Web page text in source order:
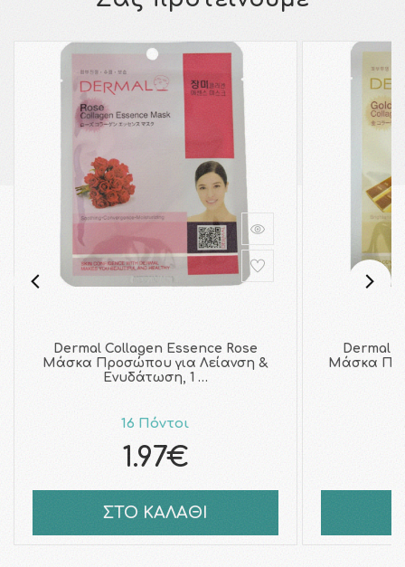
Dermal Collagen Essence Rose
Μάσκα Προσώπου για Λείανση &
Ενυδάτωση, 1 …
16 Πόντοι
1.97€
ΣΤΟ ΚΑΛΑΘΙ
Dermal
Μάσκα